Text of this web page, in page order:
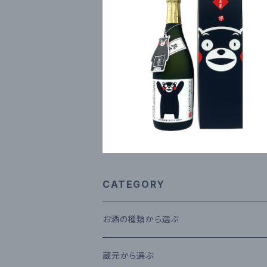
房の露 くまモン 芋 720ml 箱
¥1,471
CATEGORY
お酒の種類から選ぶ
本格米焼酎
蔵元から選ぶ